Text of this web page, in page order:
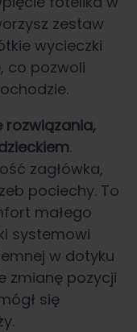
zestaw
wycieczki
co pozwoli
rozwiązania,
.
zagłówka,
pociechy. To
małego
systemowi
w dotyku
zmianę pozycji
się